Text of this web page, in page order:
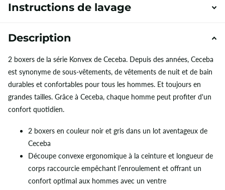
Instructions de lavage
Description
2 boxers de la série Konvex de Ceceba. Depuis des années, Ceceba
est synonyme de sous-vêtements, de vêtements de nuit et de bain
durables et confortables pour tous les hommes. Et toujours en
grandes tailles. Grâce à Ceceba, chaque homme peut profiter d'un
confort quotidien.
2 boxers en couleur noir et gris dans un lot aventageux de
Ceceba
Découpe convexe ergonomique à la ceinture et longueur de
corps raccourcie empêchant l’enroulement et offrant un
confort optimal aux hommes avec un ventre